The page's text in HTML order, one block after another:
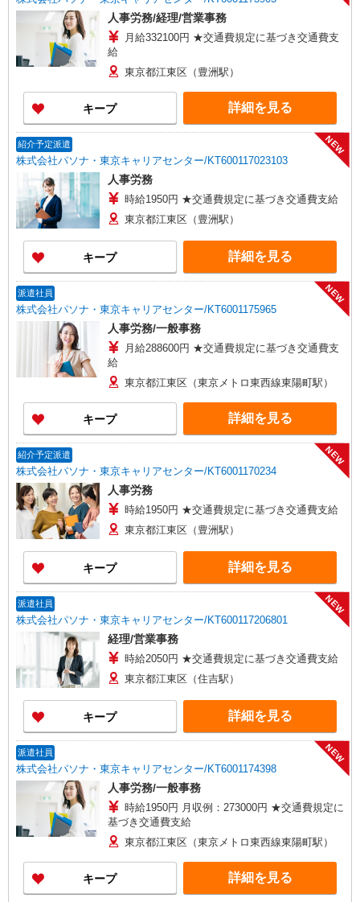
人事労務/経理/営業事務
月給332100円 ★交通費規定に基づき交通費支
給
東京都江東区（豊洲駅）
キープ 詳細を見る
紹介予定派遣
株式会社パソナ・東京キャリアセンター/KT600117023103
NEW
人事労務
時給1950円 ★交通費規定に基づき交通費支給
東京都江東区（豊洲駅）
キープ 詳細を見る
派遣社員
株式会社パソナ・東京キャリアセンター/KT6001175965
NEW
人事労務/一般事務
月給288600円 ★交通費規定に基づき交通費支
給
東京都江東区（東京メトロ東西線東陽町駅）
キープ 詳細を見る
紹介予定派遣
株式会社パソナ・東京キャリアセンター/KT6001170234
NEW
人事労務
時給1950円 ★交通費規定に基づき交通費支給
東京都江東区（豊洲駅）
キープ 詳細を見る
派遣社員
株式会社パソナ・東京キャリアセンター/KT600117206801
NEW
経理/営業事務
時給2050円 ★交通費規定に基づき交通費支給
東京都江東区（住吉駅）
キープ 詳細を見る
派遣社員
株式会社パソナ・東京キャリアセンター/KT6001174398
NEW
人事労務/一般事務
時給1950円 月収例：273000円 ★交通費規定に
基づき交通費支給
東京都江東区（東京メトロ東西線東陽町駅）
キープ 詳細を見る